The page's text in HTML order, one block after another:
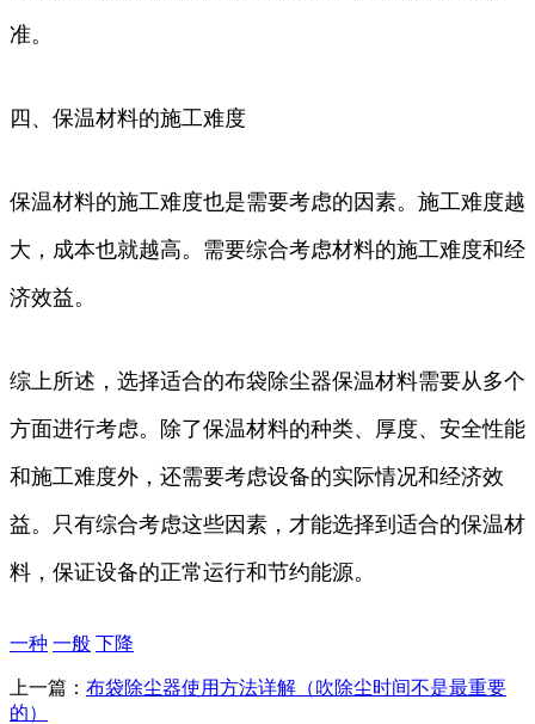
准。
四、保温材料的施工难度
保温材料的施工难度也是需要考虑的因素。施工难度越
大，成本也就越高。需要综合考虑材料的施工难度和经
济效益。
综上所述，选择适合的布袋除尘器保温材料需要从多个
方面进行考虑。除了保温材料的种类、厚度、安全性能
和施工难度外，还需要考虑设备的实际情况和经济效
益。只有综合考虑这些因素，才能选择到适合的保温材
料，保证设备的正常运行和节约能源。
一种 一般 下降
上一篇： 布袋除尘器使用方法详解（吹除尘时间不是最重要
的）